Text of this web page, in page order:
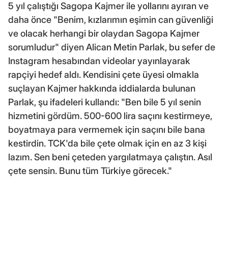
5 yıl çalıştığı Sagopa Kajmer ile yollarını ayıran ve
daha önce "Benim, kızlarımın eşimin can güvenliği
ve olacak herhangi bir olaydan Sagopa Kajmer
sorumludur" diyen Alican Metin Parlak, bu sefer de
Instagram hesabından videolar yayınlayarak
rapçiyi hedef aldı. Kendisini çete üyesi olmakla
suçlayan Kajmer hakkında iddialarda bulunan
Parlak, şu ifadeleri kullandı: "Ben bile 5 yıl senin
hizmetini gördüm. 500-600 lira saçını kestirmeye,
boyatmaya para vermemek için saçını bile bana
kestirdin. TCK'da bile çete olmak için en az 3 kişi
lazım. Sen beni çeteden yargılatmaya çalıştın. Asıl
çete sensin. Bunu tüm Türkiye görecek."